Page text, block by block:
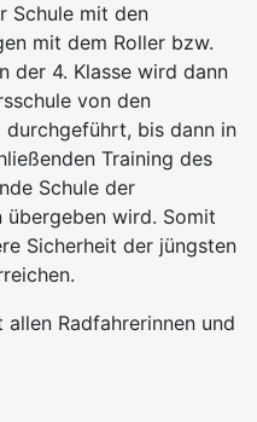
Schule mit den
mit dem Roller bzw.
der 4. Klasse wird dann
von den
durchgeführt, bis dann in
Training des
Schule der
übergeben wird. Somit
Sicherheit der jüngsten
Radfahrerinnen und